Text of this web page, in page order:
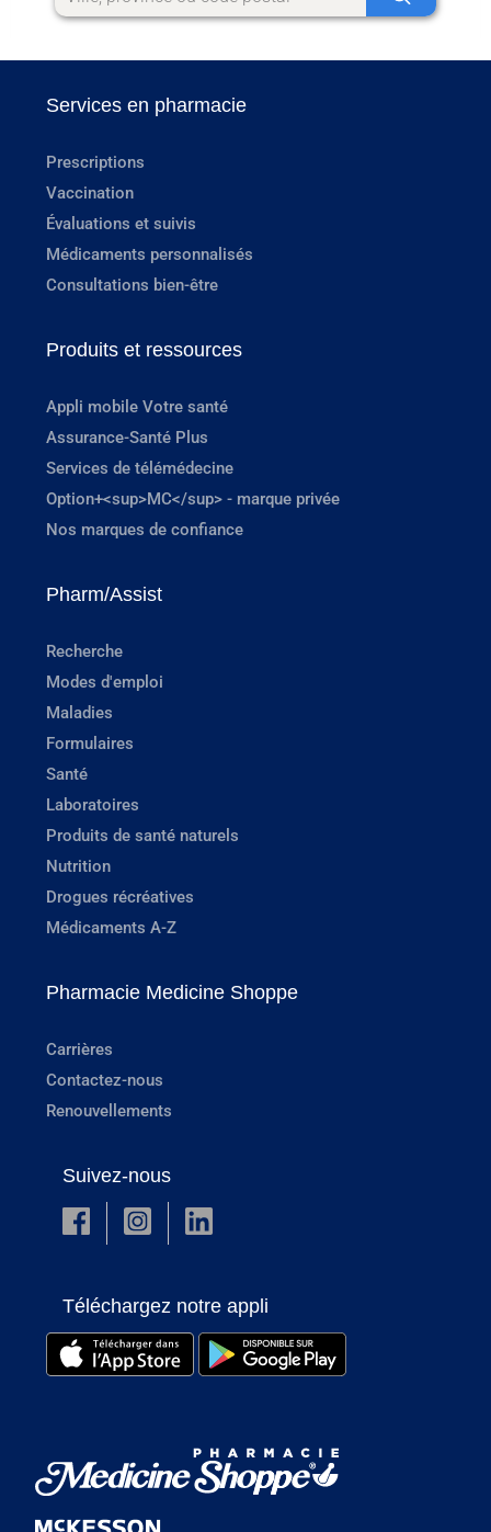
Services en pharmacie
Prescriptions
Vaccination
Évaluations et suivis
Médicaments personnalisés
Consultations bien-être
Produits et ressources
Appli mobile Votre santé
Assurance-Santé Plus
Services de télémédecine
Option+<sup>MC</sup> - marque privée
Nos marques de confiance
Pharm/Assist
Recherche
Modes d'emploi
Maladies
Formulaires
Santé
Laboratoires
Produits de santé naturels
Nutrition
Drogues récréatives
Médicaments A-Z
Pharmacie Medicine Shoppe
Carrières
Contactez-nous
Renouvellements
Suivez-nous
Téléchargez notre appli